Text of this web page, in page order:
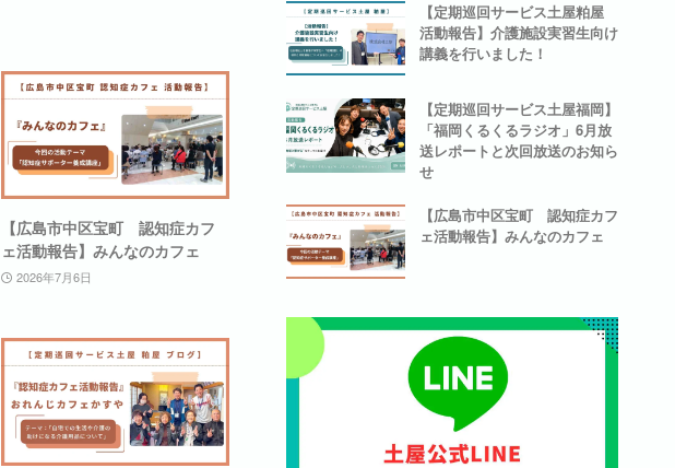
【広島市中区宝町 認知症カフ
ェ活動報告】みんなのカフェ
2026年7月6日
【定期巡回サービス土屋粕屋
活動報告】介護施設実習生向け
講義を行いました！
【定期巡回サービス土屋福岡】
「福岡くるくるラジオ」6月放
送レポートと次回放送のお知ら
せ
【広島市中区宝町 認知症カフ
ェ活動報告】みんなのカフェ